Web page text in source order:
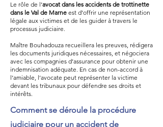
Le rôle de l’avocat dans les accidents de trottinette
dans le Val de Marne est d’offrir une représentation
légale aux victimes et de les guider à travers le
processus judiciaire.
Maître Bouhadouza recueillera les preuves, rédigera
les documents juridiques nécessaires, et négociera
avec les compagnies d’assurance pour obtenir une
indemnisation adéquate. En cas de non-accord à
l’amiable, l’avocate peut représenter la victime
devant les tribunaux pour défendre ses droits et
intérêts.
Comment se déroule la procédure
judiciaire pour un accident de